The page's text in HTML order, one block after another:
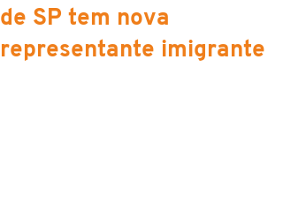
de SP tem nova
representante imigrante